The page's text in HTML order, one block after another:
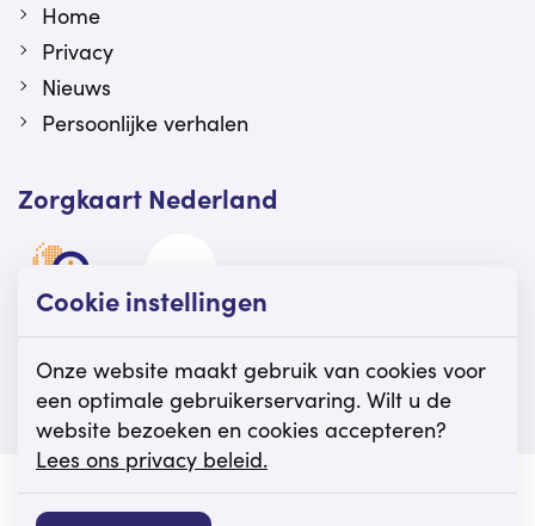
Home
Privacy
Nieuws
Persoonlijke verhalen
Zorgkaart Nederland
Viattence is gewaardeerd op Zorgkaart
Nederland.
© Viattence Privacy Disclaimer Cookie instellingen
Cookie instellingen
Onze website maakt gebruik van cookies voor
een optimale gebruikerservaring. Wilt u de
website bezoeken en cookies accepteren?
Lees ons privacy beleid.